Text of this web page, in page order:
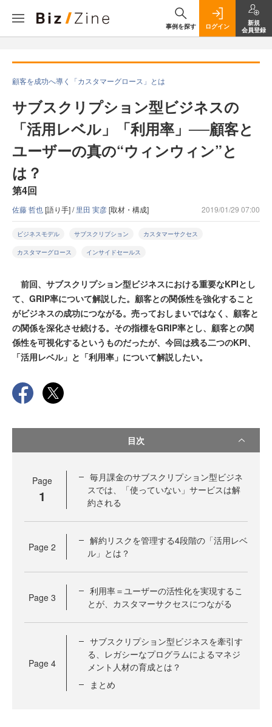
事例を探す ログイン
新規
会員登録
顧客を成功へ導く「カスタマーグロース」とは
サブスクリプション型ビジネスの
「活用レベル」「利用率」──顧客と
ユーザーの真の“ウィンウィン”と
は？
第4回
佐藤 哲也[語り手] /里田 実彦[取材・構成] 2019/01/29 07:00
ビジネスモデル サブスクリプション カスタマーサクセス
カスタマーグロース インサイドセールス
前回、サブスクリプション型ビジネスにおける重要なKPIとし
て、GRIP率について解説した。顧客との関係性を強化すること
がビジネスの成功につながる。売っておしまいではなく、顧客と
の関係を深化させ続ける。その指標をGRIP率とし、顧客との関
係性を可視化するというものだったが、今回は残る二つのKPI、
「活用レベル」と「利用率」について解説したい。
目次
Page
1
毎月課金のサブスクリプション型ビジネ
スでは、「使っていない」サービスは解
約される
Page 2
解約リスクを管理する4段階の「活用レベ
ル」とは？
Page 3
利用率＝ユーザーの活性化を実現するこ
とが、カスタマーサクセスにつながる
Page 4
サブスクリプション型ビジネスを牽引す
る、レガシーなプログラムによるマネジ
メント人材の育成とは？
まとめ